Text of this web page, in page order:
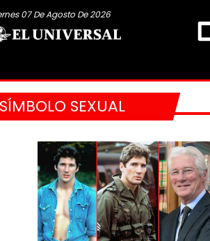
07 De Agosto De 2026
SÍMBOLO SEXUAL